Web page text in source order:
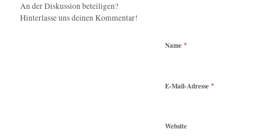
An der Diskussion beteiligen?
Hinterlasse uns deinen Kommentar!
Name *
E-Mail-Adresse *
Website